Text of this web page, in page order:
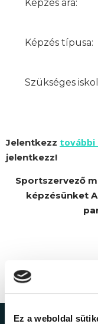
Ez a weboldal
Képzés ára:
Képzés típusa:
Szükséges
Jelentkezz további
jelentkezz!
Sportszervező
képzésünket